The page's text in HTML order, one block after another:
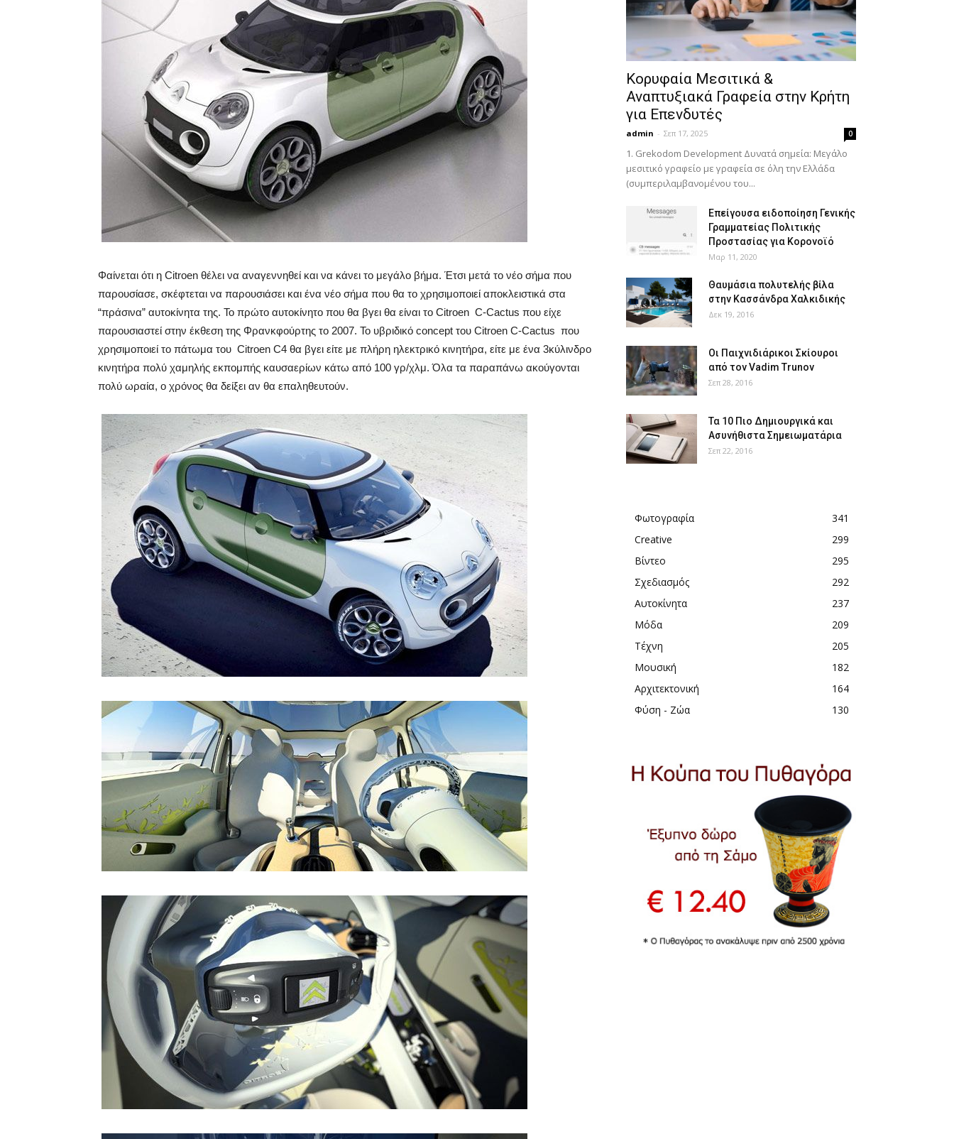
Φαίνεται ότι η Citroen θέλει να αναγεννηθεί και να κάνει το μεγάλο βήμα. Έτσι μετά το νέο σήμα που
παρουσίασε, σκέφτεται να παρουσιάσει και ένα νέο σήμα που θα το χρησιμοποιεί αποκλειστικά στα
“πράσινα” αυτοκίνητα της. Το πρώτο αυτοκίνητο που θα βγει θα είναι το Citroen C-Cactus που είχε
παρουσιαστεί στην έκθεση της Φρανκφούρτης το 2007. Το υβριδικό concept του Citroen C-Cactus που
χρησιμοποιεί το πάτωμα του Citroen C4 θα βγει είτε με πλήρη ηλεκτρικό κινητήρα, είτε με ένα 3κύλινδρο
κινητήρα πολύ χαμηλής εκπομπής καυσαερίων κάτω από 100 γρ/χλμ. Όλα τα παραπάνω ακούγονται
πολύ ωραία, ο χρόνος θα δείξει αν θα επαληθευτούν.
Κορυφαία Μεσιτικά &
Αναπτυξιακά Γραφεία στην Κρήτη
για Επενδυτές
admin - Σεπ 17, 2025 0
1. Grekodom Development Δυνατά σημεία: Μεγάλο
μεσιτικό γραφείο με γραφεία σε όλη την Ελλάδα
(συμπεριλαμβανομένου του...
Επείγουσα ειδοποίηση Γενικής
Γραμματείας Πολιτικής
Προστασίας για Κορονοϊό
Μαρ 11, 2020
Θαυμάσια πολυτελής βίλα
στην Κασσάνδρα Χαλκιδικής
Δεκ 19, 2016
Οι Παιχνιδιάρικοι Σκίουροι
από τον Vadim Trunov
Σεπ 28, 2016
Τα 10 Πιο Δημιουργικά και
Ασυνήθιστα Σημειωματάρια
Σεπ 22, 2016
Φωτογραφία
341
Creative
299
Βίντεο
295
Σχεδιασμός
292
Αυτοκίνητα
237
Μόδα
209
Τέχνη
205
Μουσική
182
Αρχιτεκτονική
164
Φύση - Ζώα
130